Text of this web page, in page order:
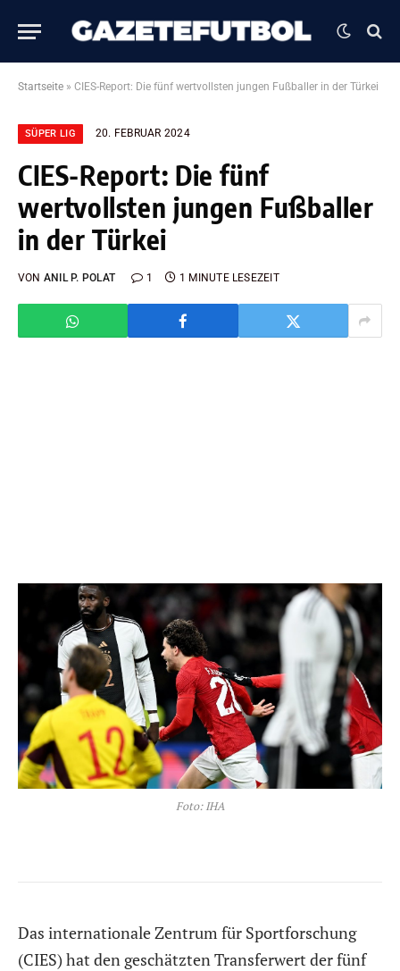
Startseite » CIES-Report: Die fünf wertvollsten jungen Fußballer in der Türkei
SÜPER LIG 20. FEBRUAR 2024
CIES-Report: Die fünf
wertvollsten jungen Fußballer
in der Türkei
VON ANIL P. POLAT 1 1 MINUTE LESEZEIT
Foto: IHA
Das internationale Zentrum für Sportforschung
(CIES) hat den geschätzten Transferwert der fünf